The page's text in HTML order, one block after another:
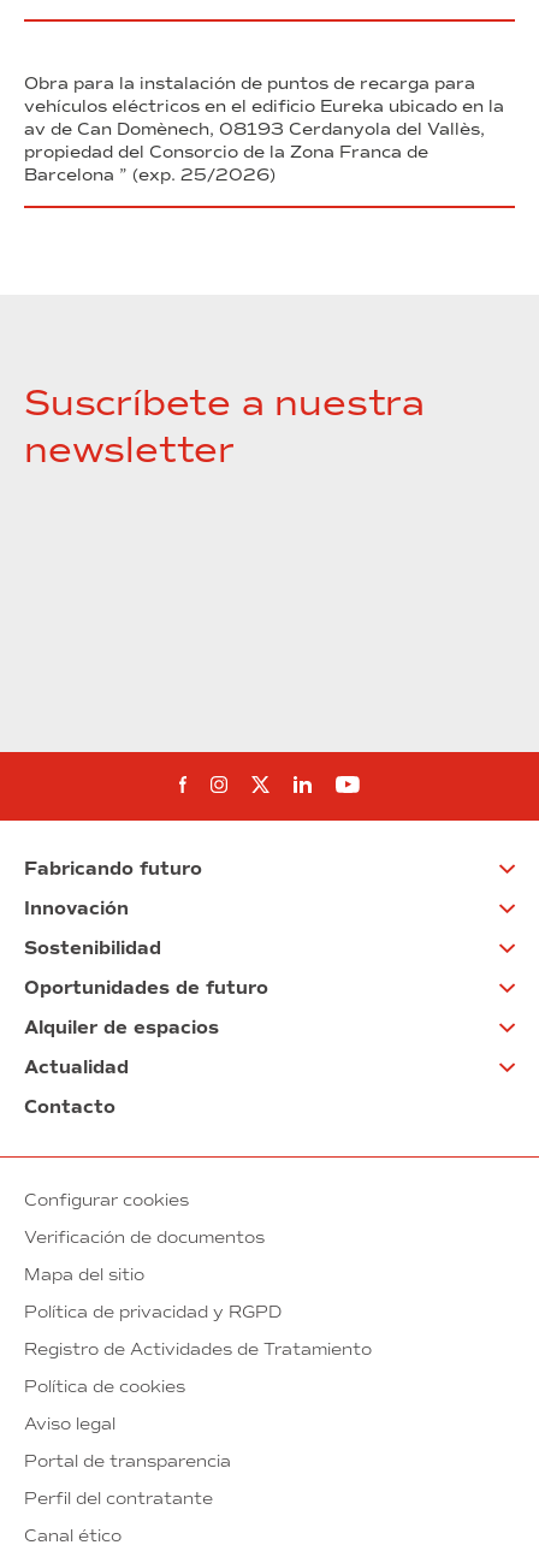
Obra para la instalación de puntos de recarga para
vehículos eléctricos en el edificio Eureka ubicado en la
av de Can Domènech, 08193 Cerdanyola del Vallès,
propiedad del Consorcio de la Zona Franca de
Barcelona ” (exp. 25/2026)
Suscríbete a nuestra
newsletter
Síguenos en Facebook
Síguenos en Instagram
Síguenos en Twitter
Síguenos en Linkedin
Síguenos en
Fabricando futuro
Innovación
Sostenibilidad
Oportunidades de futuro
Alquiler de espacios
Actualidad
Contacto
Configurar cookies
Verificación de documentos
Mapa del sitio
Política de privacidad y RGPD
Registro de Actividades de Tratamiento
Política de cookies
Aviso legal
Portal de transparencia
Perfil del contratante
Canal ético